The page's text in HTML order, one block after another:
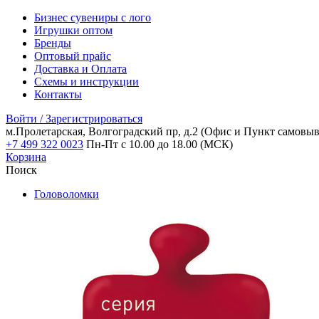
Бизнес сувениры с лого
Игрушки оптом
Бренды
Оптовый прайс
Доставка и Оплата
Схемы и инструкции
Контакты
Войти / Зарегистрироваться
м.Пролетарская, Волгоградский пр, д.2 (Офис и Пункт
+7 499 322 0023 Пн-Пт с 10.00 до 18.00 (МСК)
Корзина
Поиск
Головоломки